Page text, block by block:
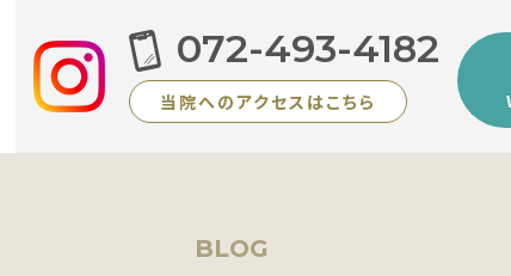
072-493-4182
当院へのアクセスはこちら
BLOG